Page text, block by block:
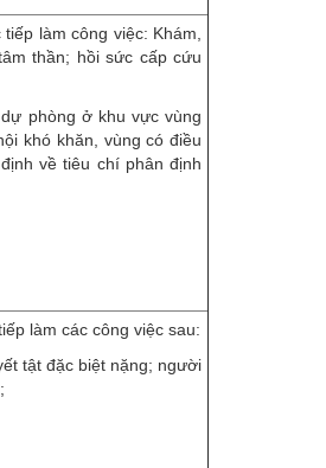
làm công việc: Khám,
thần; hồi sức cấp cứu
phòng ở khu vực vùng
khó khăn, vùng có điều
về tiêu chí phân định
làm các công việc sau:
tật đặc biệt nặng; người